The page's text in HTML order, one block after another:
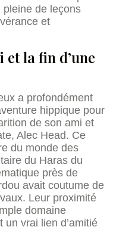
pleine de leçons
et
et la fin d’une
a profondément
hippique pour
de son ami et
Alec Head. Ce
du monde des
du Haras du
près de
avait coutume de
Leur proximité
domaine
un vrai lien d’amitié